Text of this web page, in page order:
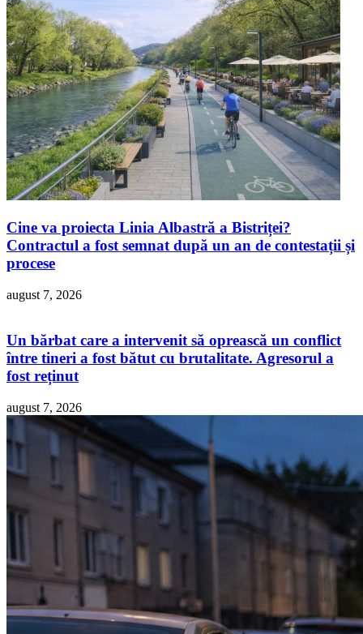
Cine va proiecta Linia Albastră a Bistriței?
Contractul a fost semnat după un an de contestații și
procese
august 7, 2026
Un bărbat care a intervenit să oprească un conflict
între tineri a fost bătut cu brutalitate. Agresorul a
fost reținut
august 7, 2026